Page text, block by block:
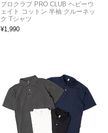
プロクラブ PRO CLUB ヘビーウ
ェイト コットン 半袖 クルーネッ
ク Tシャツ
¥1,990